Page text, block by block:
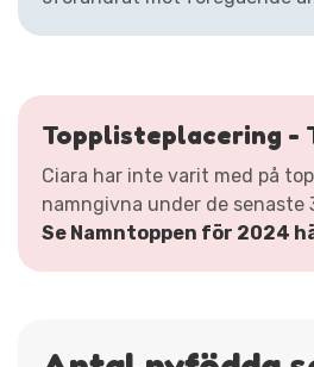
Topplisteplacering -
Ciara har inte varit med på
namngivna under de senaste
Se Namntoppen för 2024